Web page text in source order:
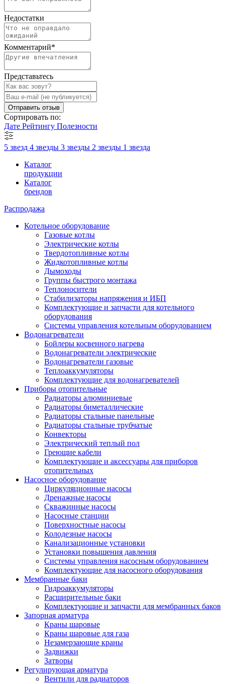
Недостатки
Комментарий*
Представьтесь
Отправить отзыв
Сортировать по:
Дате Рейтингу Полезности
5 звезд 4 звезды 3 звезды 2 звезды 1 звезда
Каталог
продукции
Каталог
брендов
Распродажа
Котельное оборудование
Газовые котлы
Электрические котлы
Твердотопливные котлы
Жидкотопливные котлы
Дымоходы
Группы быстрого монтажа
Теплоносители
Стабилизаторы напряжения и ИБП
Комплектующие и запчасти для котельного
оборудования
Системы управления котельным оборудованием
Водонагреватели
Бойлеры косвенного нагрева
Водонагреватели электрические
Водонагреватели газовые
Теплоаккумуляторы
Комплектующие для водонагревателей
Приборы отопительные
Радиаторы алюминиевые
Радиаторы биметаллические
Радиаторы стальные панельные
Радиаторы стальные трубчатые
Конвекторы
Электрический теплый пол
Греющие кабели
Комплектующие и аксессуары для приборов
отопительных
Насосное оборудование
Циркуляционные насосы
Дренажные насосы
Скважинные насосы
Насосные станции
Поверхностные насосы
Колодезные насосы
Канализационные установки
Установки повышения давления
Системы управления насосным оборудованием
Комплектующие для насосного оборудования
Мембранные баки
Гидроаккумуляторы
Расширительные баки
Комплектующие и запчасти для мембранных баков
Запорная арматура
Краны шаровые
Краны шаровые для газа
Незамерзающие краны
Задвижки
Затворы
Регулирующая арматура
Вентили для радиаторов